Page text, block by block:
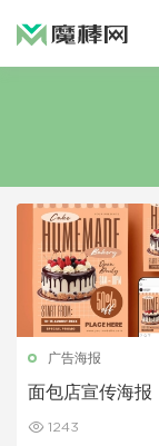
广告海报
面包店宣传海报
1243